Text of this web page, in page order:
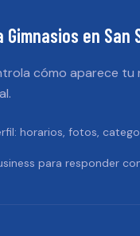
Gimnasios en San
cómo aparece
horarios, fotos,
para responder